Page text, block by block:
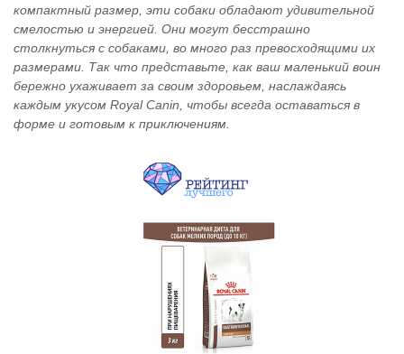
компактный размер, эти собаки обладают удивительной
смелостью и энергией. Они могут бесстрашно
столкнуться с собаками, во много раз превосходящими их
размерами. Так что представьте, как ваш маленький воин
бережно ухаживает за своим здоровьем, наслаждаясь
каждым укусом Royal Canin, чтобы всегда оставаться в
форме и готовым к приключениям.